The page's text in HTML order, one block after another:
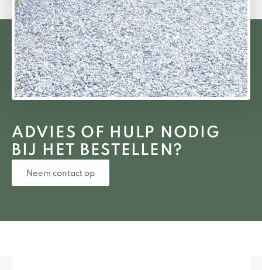
ADVIES OF HULP NODIG
BIJ HET BESTELLEN?
Neem contact op